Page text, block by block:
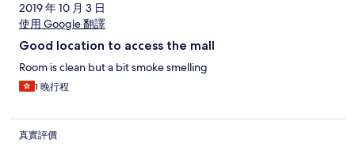
2019 年 10 月 3 日
使用 Google 翻譯
Good location to access the mall
Room is clean but a bit smoke smelling
1 晚行程
真實評價